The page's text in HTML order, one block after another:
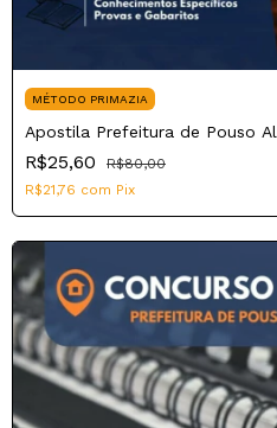
MÉTODO PRIMAZIA
Apostila Prefeitura de Pouso
R$25,60
R$80,00
R$21,76 com Pix